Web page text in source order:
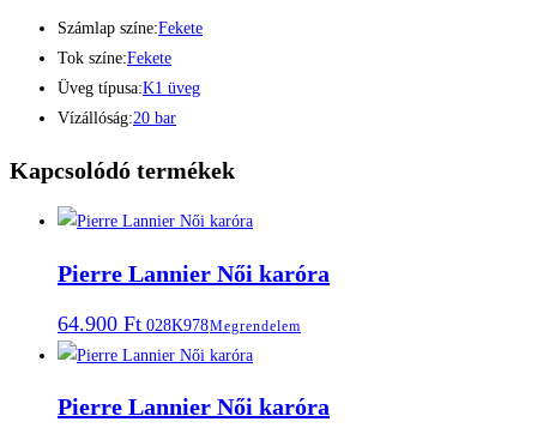
Számlap színe:Fekete
Tok színe:Fekete
Üveg típusa:K1 üveg
Vízállóság:20 bar
Kapcsolódó termékek
Pierre Lannier Női karóra
64.900 Ft 028K978Megrendelem
Pierre Lannier Női karóra